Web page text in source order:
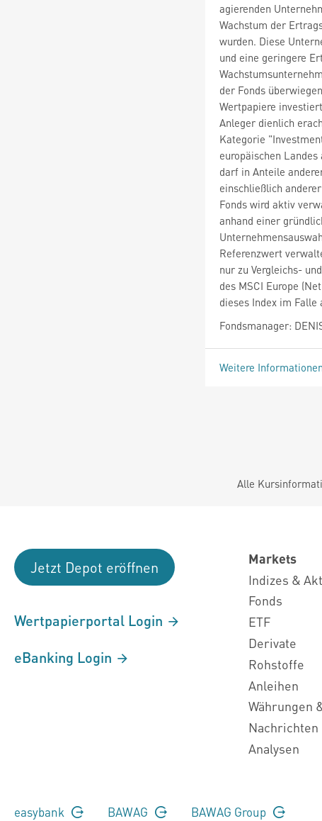
agierenden
Wachstum der
wurden. Diese
und eine geringere
der Fonds
Wertpapiere
Anleger dienlich
Kategorie
europäischen
darf in Anteile
einschließlich
Fonds wird aktiv
anhand einer
Referenzwert
nur zu Vergleichs-
des MSCI Europe
dieses Index im
Fondsmanager:
Weitere
Alle
Jetzt Depot eröffnen
Wertpapierportal Login
eBanking Login
Markets
Indizes &
Fonds
ETF
Derivate
Rohstoffe
Anleihen
Währungen
Nachrichten
Analysen
easybank BAWAG BAWAG Group